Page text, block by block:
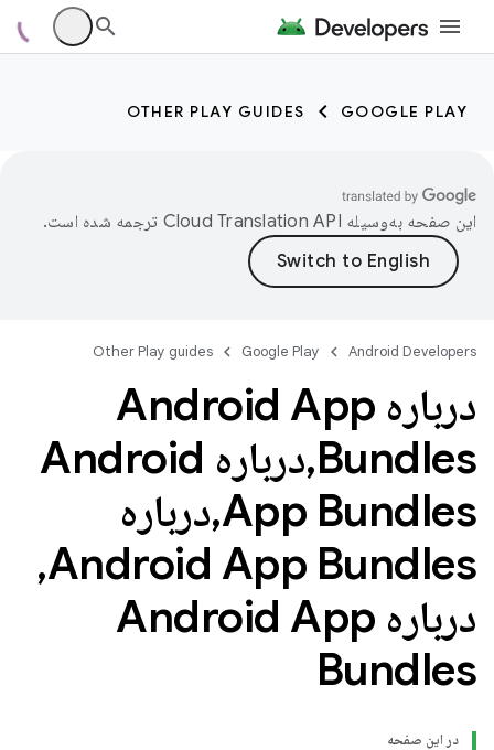
GOOGLE PLAY
OTHER PLAY GUIDES
این صفحه به‌وسیله ترجمه شده است.
Android Developers
Google Play
Other Play guides
درباره Android App
Bundles
,
درباره Android
App Bundles
,درباره
Android App Bundles
,
درباره Android App
Bundles
در این صفحه